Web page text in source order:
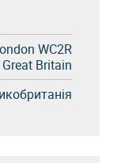
WC2R
Great Britain